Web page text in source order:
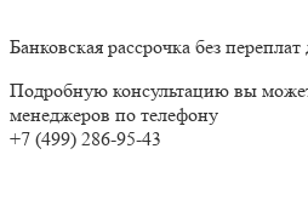
Банковская рассрочка без
Подробную консультацию вы
менеджеров по телефону
+7 (499) 286-95-43